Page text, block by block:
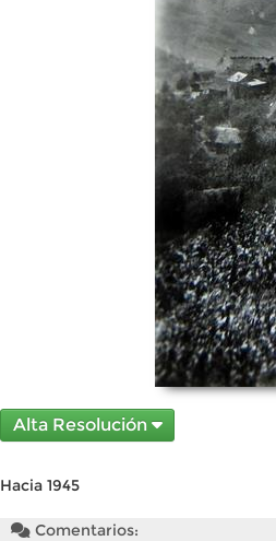
Alta Resolución
Hacia 1945
Comentarios: